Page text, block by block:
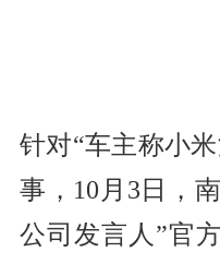
针对“车主称小
事，10月3日，
公司发言人”官